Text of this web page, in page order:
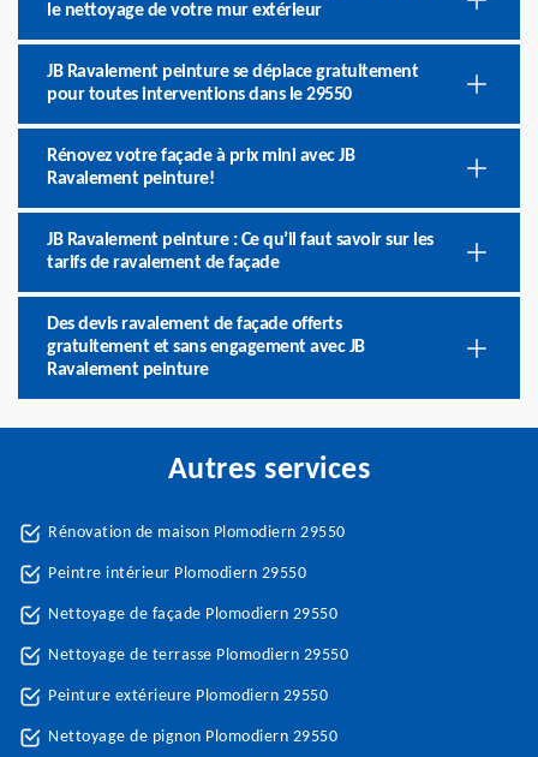
le nettoyage de votre mur extérieur
JB Ravalement peinture se déplace gratuitement
pour toutes interventions dans le 29550
Rénovez votre façade à prix mini avec JB
Ravalement peinture!
JB Ravalement peinture : Ce qu’il faut savoir sur les
tarifs de ravalement de façade
Des devis ravalement de façade offerts
gratuitement et sans engagement avec JB
Ravalement peinture
Autres services
Rénovation de maison Plomodiern 29550
Peintre intérieur Plomodiern 29550
Nettoyage de façade Plomodiern 29550
Nettoyage de terrasse Plomodiern 29550
Peinture extérieure Plomodiern 29550
Nettoyage de pignon Plomodiern 29550